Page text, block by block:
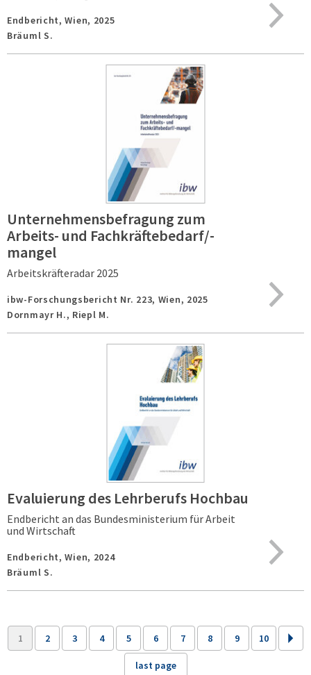
Endbericht,Wien, 2025
Bräuml S.
Unternehmensbefragung zum
Arbeits- und Fachkräftebedarf/-
mangel
Arbeitskräfteradar 2025
ibw-Forschungsbericht Nr. 223, Wien, 2025
Dornmayr H., Riepl M.
Evaluierung des Lehrberufs Hochbau
Endbericht an das Bundesministerium für Arbeit
und Wirtschaft
Endbericht,Wien, 2024
Bräuml S.
1 2 3 4 5 6 7 8 9 10
last page